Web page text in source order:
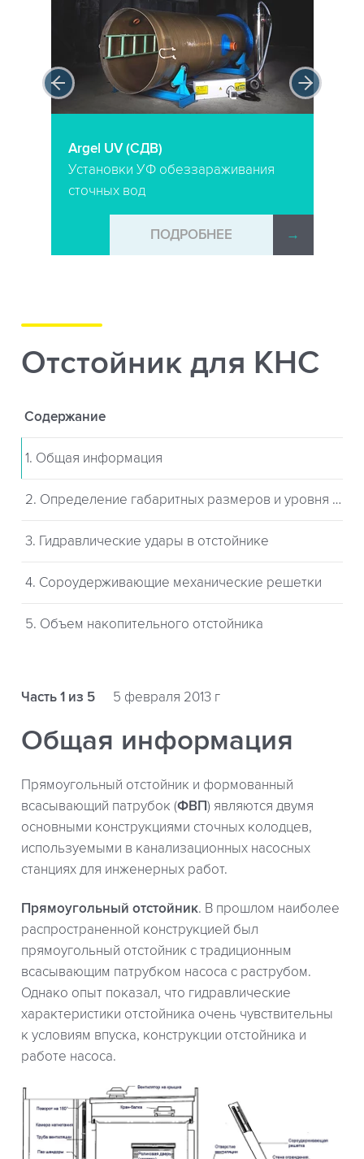
Argel UV (СДВ)
Установки УФ обеззараживания
сточных вод
ПОДРОБНЕЕ →
Отстойник для КНС
Содержание
1. Общая информация
2. Определение габаритных размеров и уровня отстойника
3. Гидравлические удары в отстойнике
4. Сороудерживающие механические решетки
5. Объем накопительного отстойника
Часть 1 из 5 5 февраля 2013 г
Общая информация
Прямоугольный отстойник и формованный
всасывающий патрубок (ФВП) являются двумя
основными конструкциями сточных колодцев,
используемыми в канализационных насосных
станциях для инженерных работ.
Прямоугольный отстойник. В прошлом наиболее
распространенной конструкцией был
прямоугольный отстойник с традиционным
всасывающим патрубком насоса с раструбом.
Однако опыт показал, что гидравлические
характеристики отстойника очень чувствительны
к условиям впуска, конструкции отстойника и
работе насоса.